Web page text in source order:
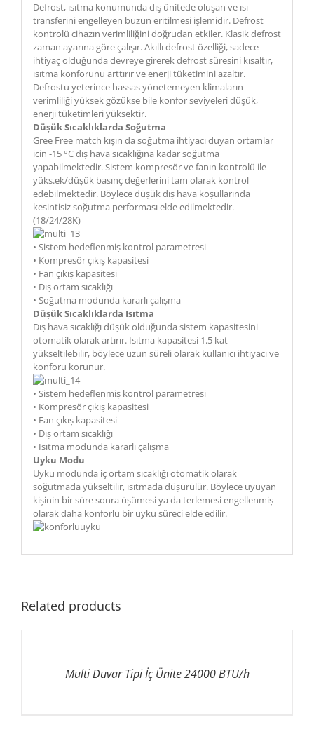
Defrost, ısıtma konumunda dış ünitede oluşan ve ısı
transferini engelleyen buzun eritilmesi işlemidir. Defrost
kontrolü cihazın verimliliğini doğrudan etkiler. Klasik defrost
zaman ayarına göre çalışır. Akıllı defrost özelliği, sadece
ihtiyaç olduğunda devreye girerek defrost süresini kısaltır,
ısıtma konforunu arttırır ve enerji tüketimini azaltır.
Defrostu yeterince hassas yönetemeyen klimaların
verimliliği yüksek gözükse bile konfor seviyeleri düşük,
enerji tüketimleri yüksektir.
Düșük Sıcaklıklarda Soğutma
Gree Free match kıșın da soğutma ihtiyacı duyan ortamlar
icin -15 °C dıș hava sıcaklığına kadar soğutma
yapabilmektedir. Sistem kompresör ve fanın kontrolü ile
yüks.ek/düșük basınç değerlerini tam olarak kontrol
edebilmektedir. Böylece düșük dıș hava koșullarında
kesintisiz soğutma performası elde edilmektedir.
(18/24/28K)
• Sistem hedeflenmiș kontrol parametresi
• Kompresör çıkıș kapasitesi
• Fan çıkıș kapasitesi
• Dıș ortam sıcaklığı
• Soğutma modunda kararlı çalıșma
Düșük Sıcaklıklarda Isıtma
Dıș hava sıcaklığı düșük olduğunda sistem kapasitesini
otomatik olarak artırır. Isıtma kapasitesi 1.5 kat
yükseltilebilir, böylece uzun süreli olarak kullanıcı ihtiyacı ve
konforu korunur.
• Sistem hedeflenmiș kontrol parametresi
• Kompresör çıkıș kapasitesi
• Fan çıkıș kapasitesi
• Dıș ortam sıcaklığı
• Isıtma modunda kararlı çalıșma
Uyku Modu
Uyku modunda iç ortam sıcaklığı otomatik olarak
soğutmada yükseltilir, ısıtmada düșürülür. Böylece uyuyan
kișinin bir süre sonra üșümesi ya da terlemesi engellenmiș
olarak daha konforlu bir uyku süreci elde edilir.
Related products
Multi Duvar Tipi İç Ünite 24000 BTU/h